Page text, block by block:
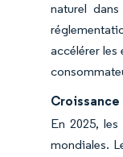
naturel
accélérer les
En 2025,
mondiales.